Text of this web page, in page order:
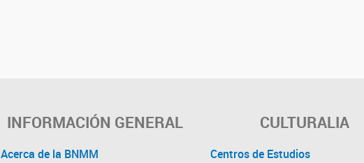
INFORMACIÓN GENERAL
Acerca de la BNMM
CULTURALIA
Centros de Estudios